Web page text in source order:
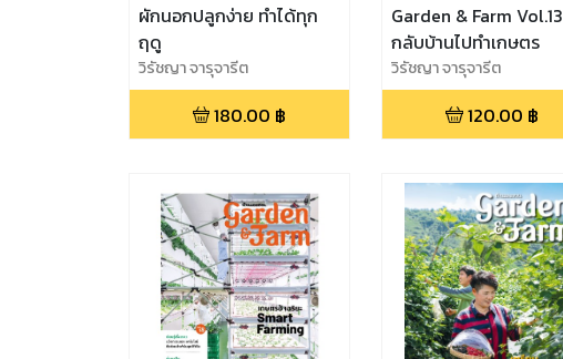
ผักนอกปลูกง่าย ทำได้ทุก
ฤดู
วิรัชญา จารุจารีต
180.00 ฿
Garden & Farm Vol.13
กลับบ้านไปทำเกษตร
วิรัชญา จารุจารีต
120.00 ฿